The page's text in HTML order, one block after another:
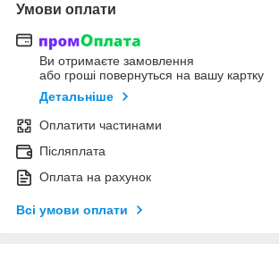
Умови оплати
Ви отримаєте замовлення
або гроші повернуться на вашу картку
Детальніше
Оплатити частинами
Післяплата
Оплата на рахунок
Всі умови оплати